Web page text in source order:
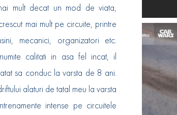
mult decat un mod de viata,
mai mult pe circuite, printre
mecanici, organizatori etc.
calitati in asa fel incat, il
sa conduc la varsta de 8 ani.
alaturi de tatal meu la varsta
intense pe circuitele